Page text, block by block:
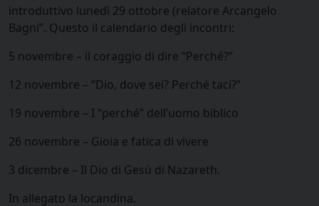
introduttivo lunedì 29 ottobre (relatore Arcangelo
Bagni”. Questo il calendario degli incontri:
5 novembre – il coraggio di dire “Perché?”
12 novembre – “Dio, dove sei? Perché taci?”
19 novembre – I “perché” dell’uomo biblico
26 novembre – Gioia e fatica di vivere
3 dicembre – Il Dio di Gesù di Nazareth.
In allegato la locandina.